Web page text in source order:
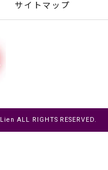
サイトマップ
ALL RIGHTS RESERVED.